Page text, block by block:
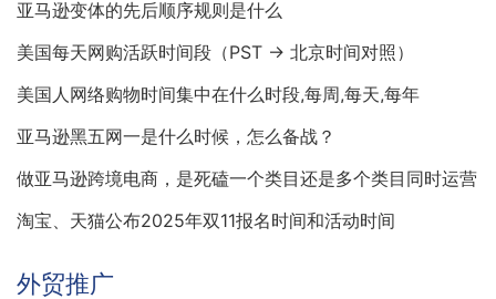
亚马逊变体的先后顺序规则是什么
美国每天网购活跃时间段（PST → 北京时间对照）
美国人网络购物时间集中在什么时段,每周,每天,每年
亚马逊黑五网一是什么时候，怎么备战？
做亚马逊跨境电商，是死磕一个类目还是多个类目同时运营
淘宝、天猫公布2025年双11报名时间和活动时间
外贸推广